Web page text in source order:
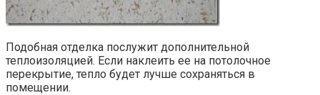
Подобная отделка послужит дополнительной
теплоизоляцией. Если наклеить ее на потолочное
перекрытие, тепло будет лучше сохраняться в
помещении.